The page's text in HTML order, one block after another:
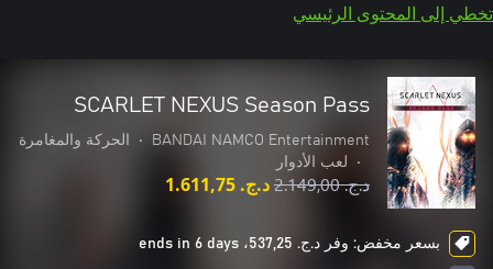
تخطي إلى المحتوى الرئيسي
SCARLET NEXUS Season Pass
BANDAI NAMCO Entertainment
•
الحركة والمغامرة
•
لعب الأدوار
د.ج.‏ 2.149,00 د.ج.‏ 1.611,75
بسعر مخفض: وفر د.ج.‏ 537,25، ends in 6 days